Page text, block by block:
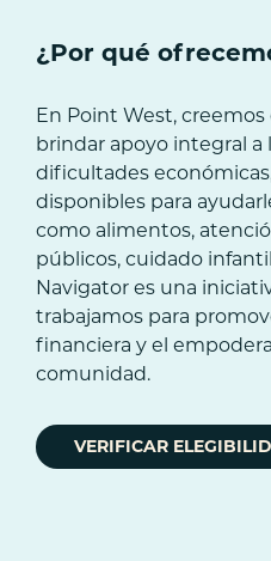
¿QUÉ OFRECE?
¿CÓMO FUNCIONA?
VEA MIS BENEFICIOS
PREGUNTAS
¿Por qué
En Point West,
brindar apoyo integral a
dificultades
disponibles para
como alimentos,
públicos, cuidado
Navigator es una
trabajamos para
financiera y el
comunidad.
VERIFICAR